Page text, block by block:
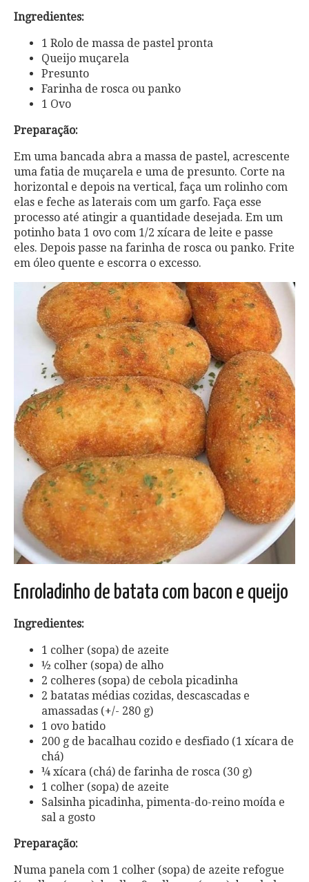
Ingredientes:
1 Rolo de massa de pastel pronta
Queijo muçarela
Presunto
Farinha de rosca ou panko
1 Ovo
Preparação:
Em uma bancada abra a massa de pastel, acrescente
uma fatia de muçarela e uma de presunto. Corte na
horizontal e depois na vertical, faça um rolinho com
elas e feche as laterais com um garfo. Faça esse
processo até atingir a quantidade desejada. Em um
potinho bata 1 ovo com 1/2 xícara de leite e passe
eles. Depois passe na farinha de rosca ou panko. Frite
em óleo quente e escorra o excesso.
Enroladinho de batata com bacon e queijo
Ingredientes:
1 colher (sopa) de azeite
½ colher (sopa) de alho
2 colheres (sopa) de cebola picadinha
2 batatas médias cozidas, descascadas e
amassadas (+/- 280 g)
1 ovo batido
200 g de bacalhau cozido e desfiado (1 xícara de
chá)
¼ xícara (chá) de farinha de rosca (30 g)
1 colher (sopa) de azeite
Salsinha picadinha, pimenta-do-reino moída e
sal a gosto
Preparação:
Numa panela com 1 colher (sopa) de azeite refogue